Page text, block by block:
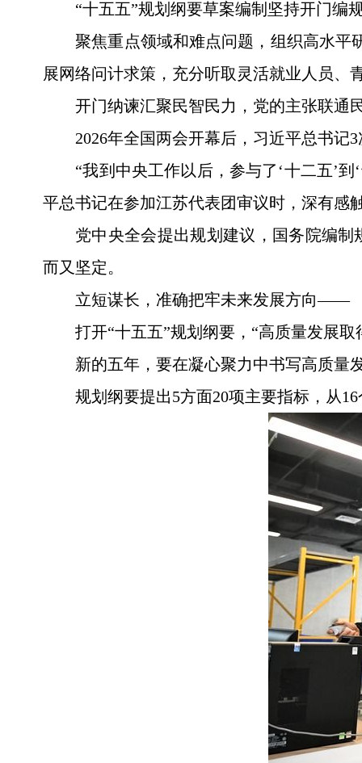
“十五五”规划纲要草案编制坚持开门编
聚焦重点领域和难点问题，组织高水平
展网络问计求策，充分听取灵活就业人员
开门纳谏汇聚民智民力，党的主张联通
2026年全国两会开幕后，习近平总书
“我到中央工作以后，参与了‘十二五’
平总书记在参加江苏代表团审议时，深有感
党中央全会提出规划建议，国务院编
而又坚定。
立短谋长，准确把牢未来发展方向——
打开“十五五”规划纲要，“高质量发展
新的五年，要在凝心聚力中书写高质量
规划纲要提出5方面20项主要指标，从